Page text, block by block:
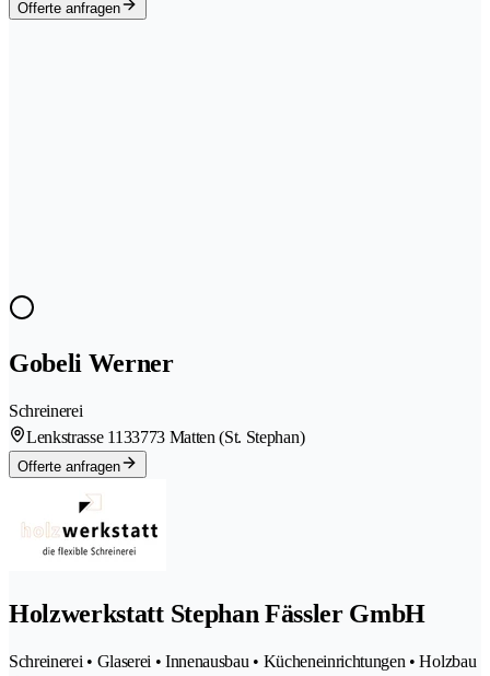
Offerte anfragen
Gobeli Werner
Schreinerei
Lenkstrasse 1133773 Matten (St. Stephan)
Offerte anfragen
Holzwerkstatt Stephan Fässler GmbH
Schreinerei • Glaserei • Innenausbau • Kücheneinrichtungen • Holzbau